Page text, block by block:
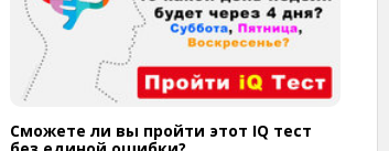
Сможете ли вы пройти этот IQ тест